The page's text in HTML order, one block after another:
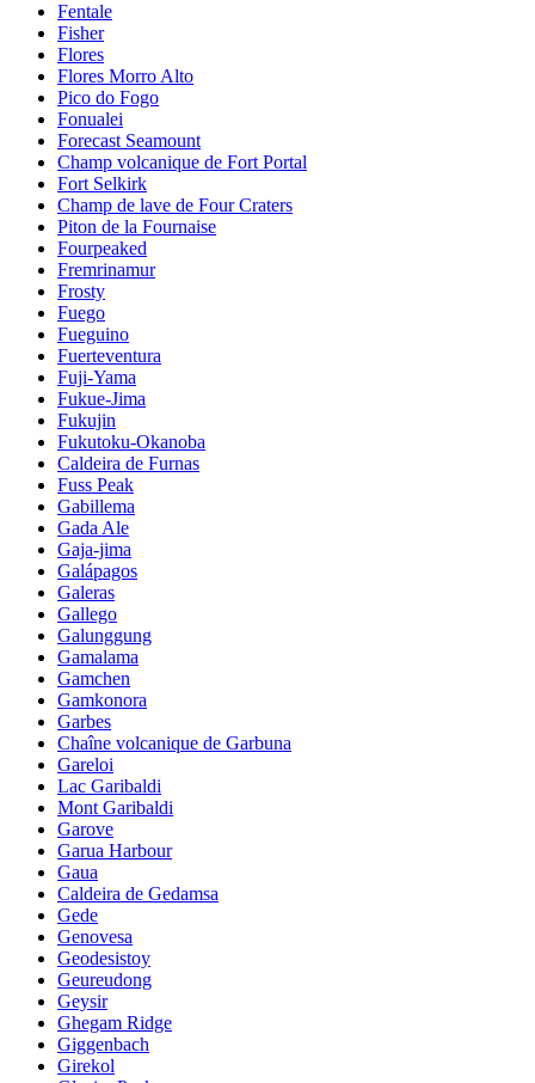
Fentale
Fisher
Flores
Flores Morro Alto
Pico do Fogo
Fonualei
Forecast Seamount
Champ volcanique de Fort Portal
Fort Selkirk
Champ de lave de Four Craters
Piton de la Fournaise
Fourpeaked
Fremrinamur
Frosty
Fuego
Fueguino
Fuerteventura
Fuji-Yama
Fukue-Jima
Fukujin
Fukutoku-Okanoba
Caldeira de Furnas
Fuss Peak
Gabillema
Gada Ale
Gaja-jima
Galápagos
Galeras
Gallego
Galunggung
Gamalama
Gamchen
Gamkonora
Garbes
Chaîne volcanique de Garbuna
Gareloi
Lac Garibaldi
Mont Garibaldi
Garove
Garua Harbour
Gaua
Caldeira de Gedamsa
Gede
Genovesa
Geodesistoy
Geureudong
Geysir
Ghegam Ridge
Giggenbach
Girekol